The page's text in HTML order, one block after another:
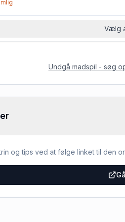
Vælg
Undgå madspil - søg
og tips ved at følge linket til den